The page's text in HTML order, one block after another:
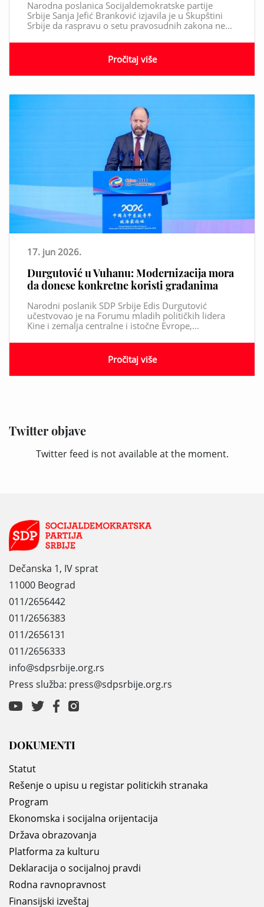
Twitter objave
Twitter feed is not available at the moment.
Narodna poslanica Socijaldemokratske partije
Srbije Sanja Jefić Branković izjavila je u Skupštini
Srbije da raspravu o setu pravosudnih zakona ne...
Pročitaj više
17. jun 2026.
Durgutović u Vuhanu: Modernizacija mora
da donese konkretne koristi građanima
Narodni poslanik SDP Srbije Edis Durgutović
učestvovao je na Forumu mladih političkih lidera
Kine i zemalja centralne i istočne Evrope,...
Pročitaj više
Dečanska 1, IV sprat
11000 Beograd
011/2656442
011/2656383
011/2656131
011/2656333
info@sdpsrbije.org.rs
Press služba: press@sdpsrbije.org.rs
DOKUMENTI
Statut
Rešenje o upisu u registar politickih stranaka
Program
Ekonomska i socijalna orijentacija
Država obrazovanja
Platforma za kulturu
Deklaracija o socijalnoj pravdi
Rodna ravnopravnost
Finansijski izveštaj